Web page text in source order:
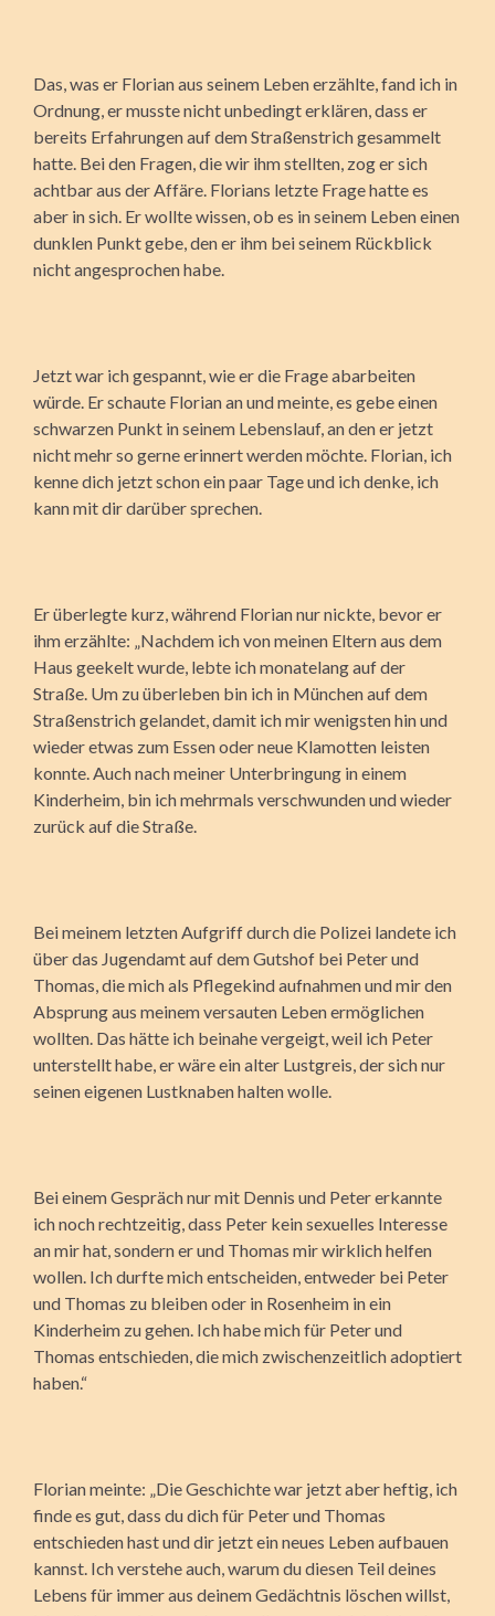
Das, was er Florian aus seinem Leben erzählte, fand ich in
Ordnung, er musste nicht unbedingt erklären, dass er
bereits Erfahrungen auf dem Straßenstrich gesammelt
hatte. Bei den Fragen, die wir ihm stellten, zog er sich
achtbar aus der Affäre. Florians letzte Frage hatte es
aber in sich. Er wollte wissen, ob es in seinem Leben einen
dunklen Punkt gebe, den er ihm bei seinem Rückblick
nicht angesprochen habe.
Jetzt war ich gespannt, wie er die Frage abarbeiten
würde. Er schaute Florian an und meinte, es gebe einen
schwarzen Punkt in seinem Lebenslauf, an den er jetzt
nicht mehr so gerne erinnert werden möchte. Florian, ich
kenne dich jetzt schon ein paar Tage und ich denke, ich
kann mit dir darüber sprechen.
Er überlegte kurz, während Florian nur nickte, bevor er
ihm erzählte: „Nachdem ich von meinen Eltern aus dem
Haus geekelt wurde, lebte ich monatelang auf der
Straße. Um zu überleben bin ich in München auf dem
Straßenstrich gelandet, damit ich mir wenigsten hin und
wieder etwas zum Essen oder neue Klamotten leisten
konnte. Auch nach meiner Unterbringung in einem
Kinderheim, bin ich mehrmals verschwunden und wieder
zurück auf die Straße.
Bei meinem letzten Aufgriff durch die Polizei landete ich
über das Jugendamt auf dem Gutshof bei Peter und
Thomas, die mich als Pflegekind aufnahmen und mir den
Absprung aus meinem versauten Leben ermöglichen
wollten. Das hätte ich beinahe vergeigt, weil ich Peter
unterstellt habe, er wäre ein alter Lustgreis, der sich nur
seinen eigenen Lustknaben halten wolle.
Bei einem Gespräch nur mit Dennis und Peter erkannte
ich noch rechtzeitig, dass Peter kein sexuelles Interesse
an mir hat, sondern er und Thomas mir wirklich helfen
wollen. Ich durfte mich entscheiden, entweder bei Peter
und Thomas zu bleiben oder in Rosenheim in ein
Kinderheim zu gehen. Ich habe mich für Peter und
Thomas entschieden, die mich zwischenzeitlich adoptiert
haben.“
Florian meinte: „Die Geschichte war jetzt aber heftig, ich
finde es gut, dass du dich für Peter und Thomas
entschieden hast und dir jetzt ein neues Leben aufbauen
kannst. Ich verstehe auch, warum du diesen Teil deines
Lebens für immer aus deinem Gedächtnis löschen willst,